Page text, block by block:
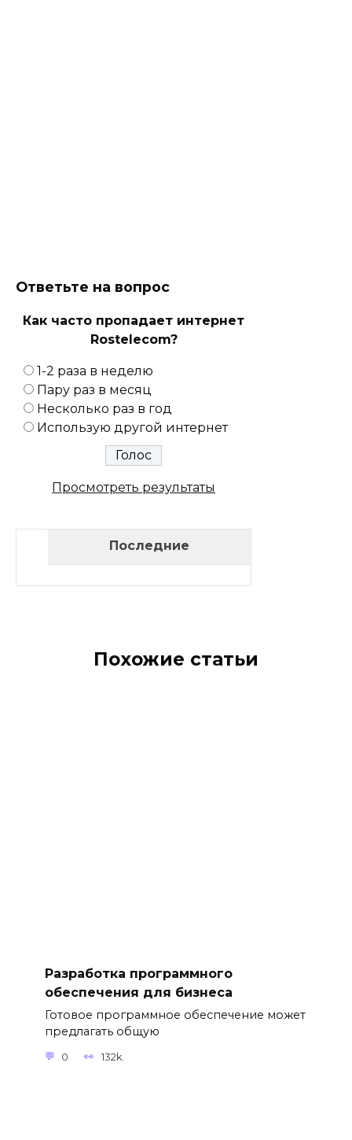
Ответьте на вопрос
Как часто пропадает интернет
Rostelecom?
1-2 раза в неделю
Пару раз в месяц
Несколько раз в год
Использую другой интернет
Просмотреть результаты
Последние
Похожие статьи
Разработка программного
обеспечения для бизнеса
Готовое программное обеспечение может
предлагать общую
0 132k.